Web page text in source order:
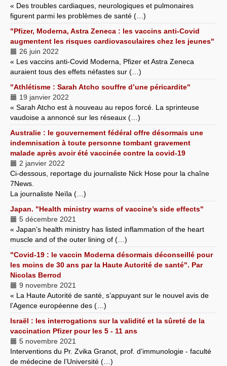
« Des troubles cardiaques, neurologiques et pulmonaires
figurent parmi les problèmes de santé (…)
"Pfizer, Moderna, Astra Zeneca : les vaccins anti-Covid
augmentent les risques cardiovasculaires chez les jeunes"
26 juin 2022
« Les vaccins anti-Covid Moderna, Pfizer et Astra Zeneca
auraient tous des effets néfastes sur (…)
"Athlétisme : Sarah Atcho souffre d’une péricardite"
19 janvier 2022
« Sarah Atcho est à nouveau au repos forcé. La sprinteuse
vaudoise a annoncé sur les réseaux (…)
Australie : le gouvernement fédéral offre désormais une
indemnisation à toute personne tombant gravement
malade après avoir été vaccinée contre la covid-19
2 janvier 2022
Ci-dessous, reportage du journaliste Nick Hose pour la chaîne
7News.
La journaliste Neïla (…)
Japan. "Health ministry warns of vaccine’s side effects"
5 décembre 2021
« Japan’s health ministry has listed inflammation of the heart
muscle and of the outer lining of (…)
"Covid-19 : le vaccin Moderna désormais déconseillé pour
les moins de 30 ans par la Haute Autorité de santé". Par
Nicolas Berrod
9 novembre 2021
« La Haute Autorité de santé, s’appuyant sur le nouvel avis de
l’Agence européenne des (…)
Israël : les interrogations sur la validité et la sûreté de la
vaccination Pfizer pour les 5 - 11 ans
5 novembre 2021
Interventions du Pr. Zvika Granot, prof. d’immunologie - faculté
de médecine de l’Université (…)